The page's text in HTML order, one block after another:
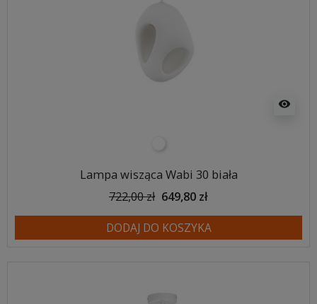
visibility
Lampa wisząca Wabi 30 biała
722,00 zł 649,80 zł
DODAJ DO KOSZYKA